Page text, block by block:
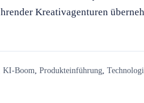
Kreativagenturen
KI-Boom Produkteinführung